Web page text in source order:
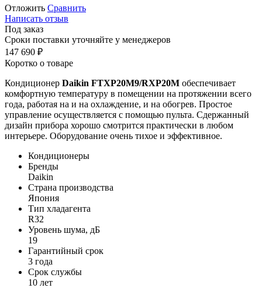
Отложить Сравнить
Написать отзыв
Под заказ
Сроки поставки уточняйте у менеджеров
147 690 ₽
Коротко о товаре
Кондиционер Daikin FTXP20M9/RXP20M обеспечивает
комфортную температуру в помещении на протяжении всего
года, работая на и на охлаждение, и на обогрев. Простое
управление осуществляется с помощью пульта. Сдержанный
дизайн прибора хорошо смотрится практически в любом
интерьере. Оборудование очень тихое и эффективное.
Кондиционеры
Бренды
Daikin
Страна производства
Япония
Тип хладагента
R32
Уровень шума, дБ
19
Гарантийный срок
3 года
Срок службы
10 лет